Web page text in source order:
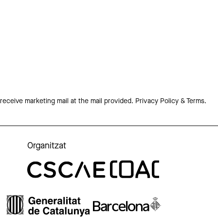
marketing mail at the mail provided. Privacy Policy & Terms.
Organitzat